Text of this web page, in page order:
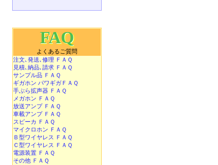
FAQ
よくあるご質問
注文､発送､修理 ＦＡＱ
見積､納品､請求 ＦＡＱ
サンプル品 ＦＡＱ
ギガホン パワギガＦＡＱ
手ぶら拡声器 ＦＡＱ
メガホン ＦＡＱ
放送アンプ ＦＡＱ
車載アンプ ＦＡＱ
スピーカ ＦＡＱ
マイクロホン ＦＡＱ
Ｂ型ワイヤレス ＦＡＱ
Ｃ型ワイヤレス ＦＡＱ
電源装置 ＦＡＱ
その他 ＦＡＱ